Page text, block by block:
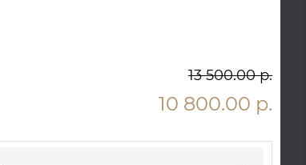
13 500.00 р.
10 800.00 р.